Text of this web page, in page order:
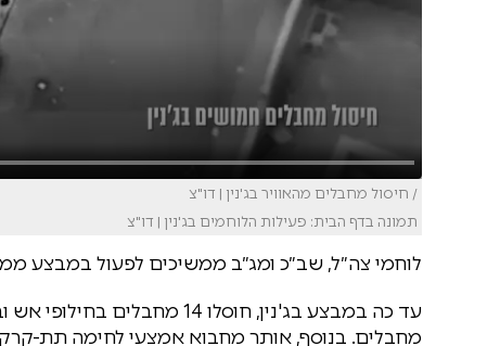
/ חיסול מחבלים מהאוויר בג'נין | דו"צ
תמונה בדף הבית: פעילות הלוחמים בג'נין | דו"צ
לוחמי צה״ל, שב״כ ומג״ב ממשיכים לפעול במבצע